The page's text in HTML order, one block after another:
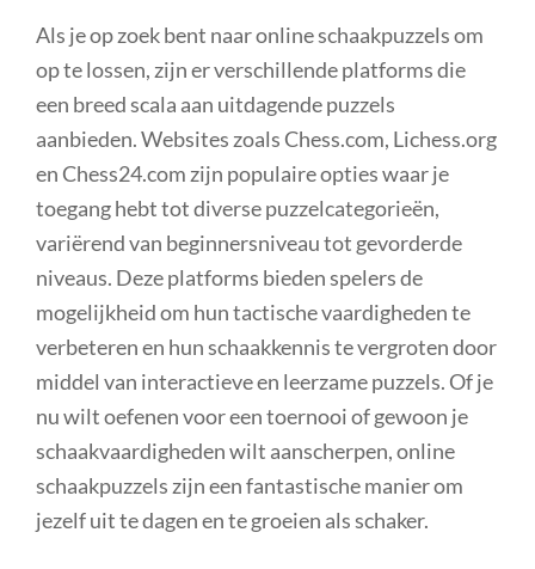
Als je op zoek bent naar online schaakpuzzels om
op te lossen, zijn er verschillende platforms die
een breed scala aan uitdagende puzzels
aanbieden. Websites zoals Chess.com, Lichess.org
en Chess24.com zijn populaire opties waar je
toegang hebt tot diverse puzzelcategorieën,
variërend van beginnersniveau tot gevorderde
niveaus. Deze platforms bieden spelers de
mogelijkheid om hun tactische vaardigheden te
verbeteren en hun schaakkennis te vergroten door
middel van interactieve en leerzame puzzels. Of je
nu wilt oefenen voor een toernooi of gewoon je
schaakvaardigheden wilt aanscherpen, online
schaakpuzzels zijn een fantastische manier om
jezelf uit te dagen en te groeien als schaker.